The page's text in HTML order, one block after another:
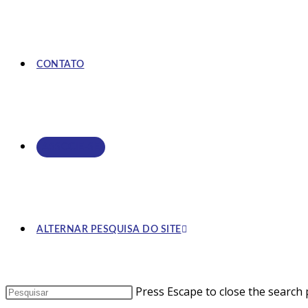
CONTATO
ALTERNAR PESQUISA DO SITE
Press Escape to close the search